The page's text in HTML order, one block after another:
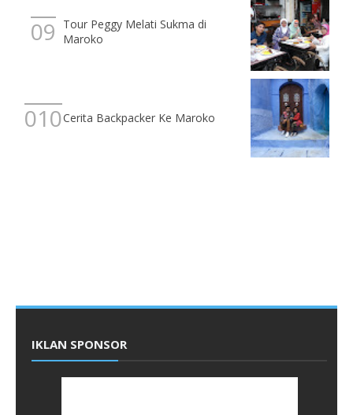
Tour Peggy Melati Sukma di
Maroko
Cerita Backpacker Ke Maroko
IKLAN SPONSOR